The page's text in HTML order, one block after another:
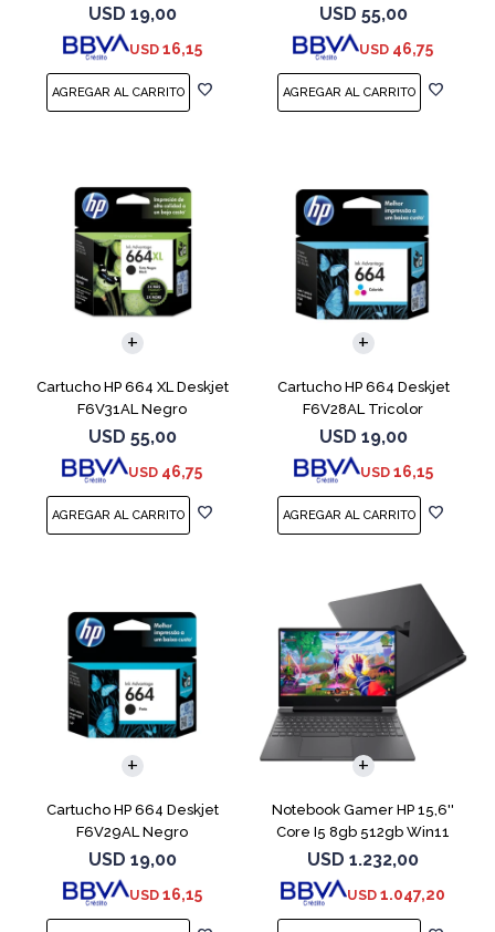
USD 19,00
USD 16,15
USD 55,00
USD 46,75
Cartucho HP 664 XL Deskjet
F6V31AL Negro
USD 55,00
USD 46,75
Cartucho HP 664 Deskjet
F6V28AL Tricolor
USD 19,00
USD 16,15
Cartucho HP 664 Deskjet
F6V29AL Negro
USD 19,00
USD 16,15
Notebook Gamer HP 15,6''
Core I5 8gb 512gb Win11
Rtx3050
USD 1.232,00
USD 1.047,20
COMPARAR